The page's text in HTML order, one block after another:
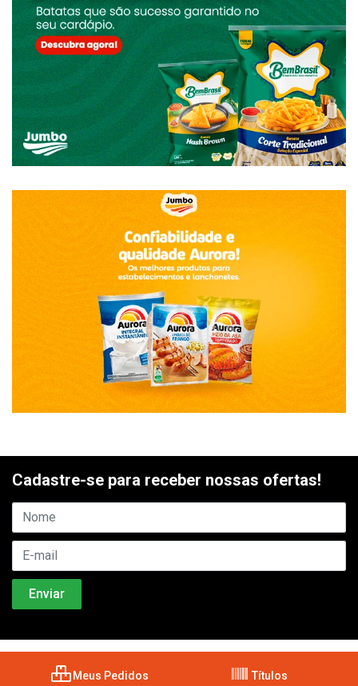
Cadastre-se para receber nossas ofertas!
Meus Pedidos Títulos